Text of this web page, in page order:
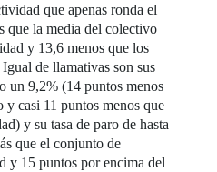
que apenas ronda el
que la media del colectivo
y 13,6 menos que los
de llamativas son sus
un 9,2% (14 puntos menos
casi 11 puntos menos que
y su tasa de paro de hasta
que el conjunto de
y 15 puntos por encima del